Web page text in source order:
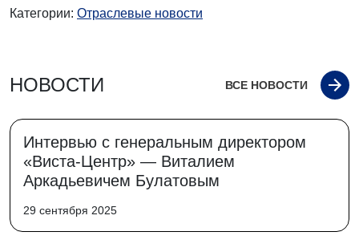
Категории: Отраслевые новости
НОВОСТИ ВСЕ НОВОСТИ
Интервью с генеральным директором
«Виста-Центр» — Виталием
Аркадьевичем Булатовым
29 сентября 2025